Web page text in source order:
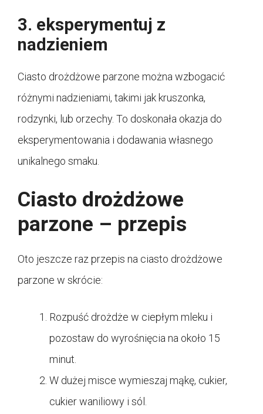
3. eksperymentuj z
nadzieniem
Ciasto drożdżowe parzone można wzbogacić
różnymi nadzieniami, takimi jak kruszonka,
rodzynki, lub orzechy. To doskonała okazja do
eksperymentowania i dodawania własnego
unikalnego smaku.
Ciasto drożdżowe
parzone – przepis
Oto jeszcze raz przepis na ciasto drożdżowe
parzone w skrócie:
Rozpuść drożdże w ciepłym mleku i
pozostaw do wyrośnięcia na około 15
minut.
W dużej misce wymieszaj mąkę, cukier,
cukier waniliowy i sól.